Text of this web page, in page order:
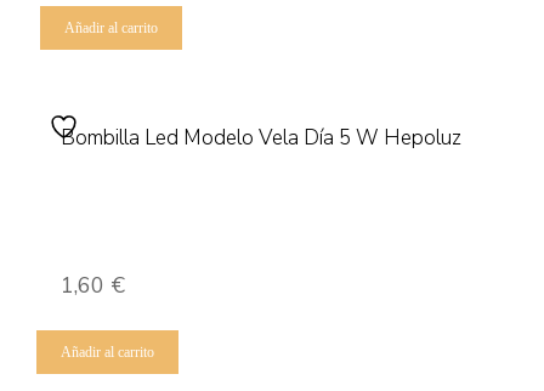
Añadir al carrito
Bombilla Led Modelo Vela Día 5 W Hepoluz
1,60 €
Añadir al carrito